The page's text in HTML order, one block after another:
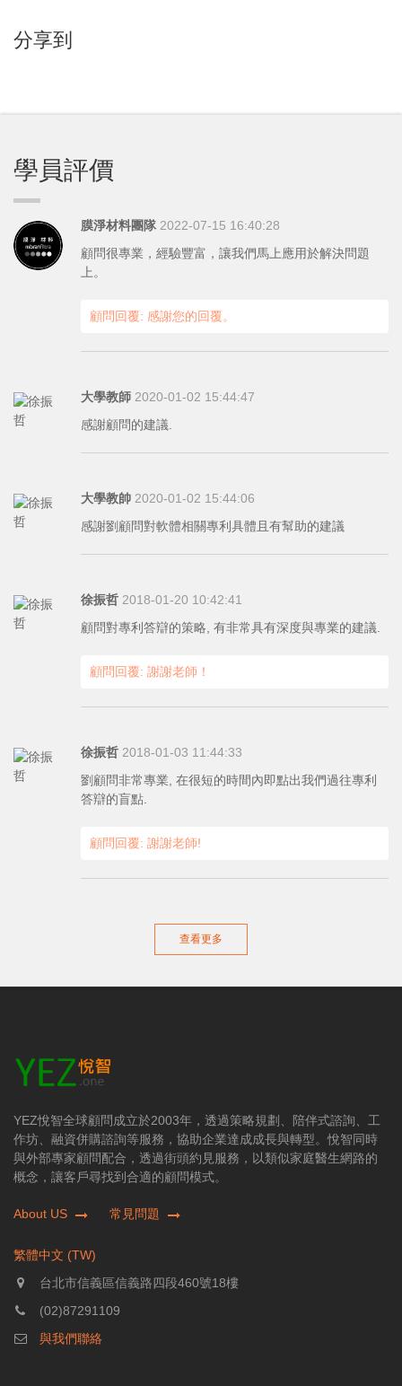
分享到
學員評價
膜淨材料團隊 2022-07-15 16:40:28
顧問很專業，經驗豐富，讓我們馬上應用於解決問題
上。
顧問回覆: 感謝您的回覆。
大學教師 2020-01-02 15:44:47
感謝顧問的建議.
大學教帥 2020-01-02 15:44:06
感謝劉顧問對軟體相關專利具體且有幫助的建議
徐振哲 2018-01-20 10:42:41
顧問對專利答辯的策略, 有非常具有深度與專業的建議.
顧問回覆: 謝謝老師！
徐振哲 2018-01-03 11:44:33
劉顧問非常專業, 在很短的時間內即點出我們過往專利
答辯的盲點.
顧問回覆: 謝謝老師!
查看更多
YEZ悅智全球顧問成立於2003年，透過策略規劃、陪伴式諮詢、工
作坊、融資併購諮詢等服務，協助企業達成成長與轉型。悅智同時
與外部專家顧問配合，透過街頭約見服務，以類似家庭醫生網路的
概念，讓客戶尋找到合適的顧問模式。
About US 常見問題
繁體中文 (TW)
台北市信義區信義路四段460號18樓
(02)87291109
與我們聯絡